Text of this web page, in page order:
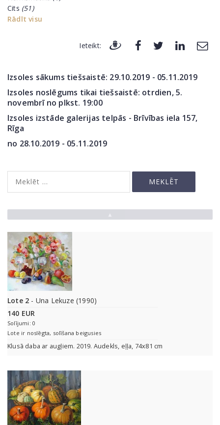
Cits (51)
Rādīt visu
Ieteikt:
Izsoles sākums tiešsaistē: 29.10.2019 - 05.11.2019
Izsoles noslēgums tikai tiešsaistē: otrdien, 5.
novembrī no plkst. 19:00
Izsoles izstāde galerijas telpās - Brīvības iela 157,
Rīga
no 28.10.2019 - 05.11.2019
Lote 2 - Una Lekuze (1990)
140 EUR
Solījumi: 0
Lote ir noslēgta, solīšana beigusies
Klusā daba ar augļiem. 2019. Audekls, eļļa, 74x81 cm